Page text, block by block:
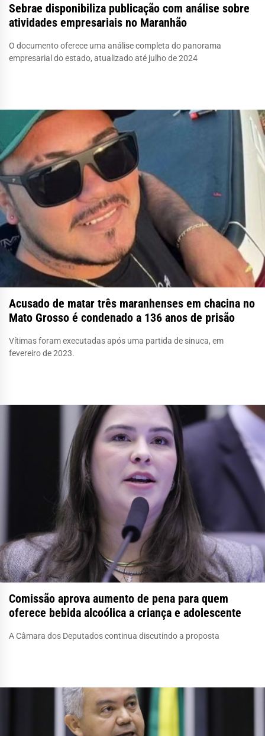
Sebrae disponibiliza publicação com análise sobre
atividades empresariais no Maranhão
O documento oferece uma análise completa do panorama
empresarial do estado, atualizado até julho de 2024
Acusado de matar três maranhenses em chacina no
Mato Grosso é condenado a 136 anos de prisão
Vítimas foram executadas após uma partida de sinuca, em
fevereiro de 2023.
Comissão aprova aumento de pena para quem
oferece bebida alcoólica a criança e adolescente
A Câmara dos Deputados continua discutindo a proposta